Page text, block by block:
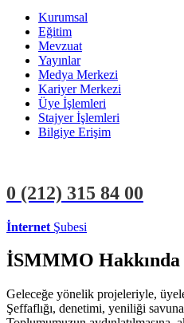
Kurumsal
Eğitim
Mevzuat
Yayınlar
Medya Merkezi
Kariyer Merkezi
Üye İşlemleri
Stajyer İşlemleri
Bilgiye Erişim
0 (212) 315 84 00
İnternet Şubesi
İSMMMO Hakkında
Geleceğe yönelik projeleriyle,
Şeffaflığı, denetimi, yeniliği